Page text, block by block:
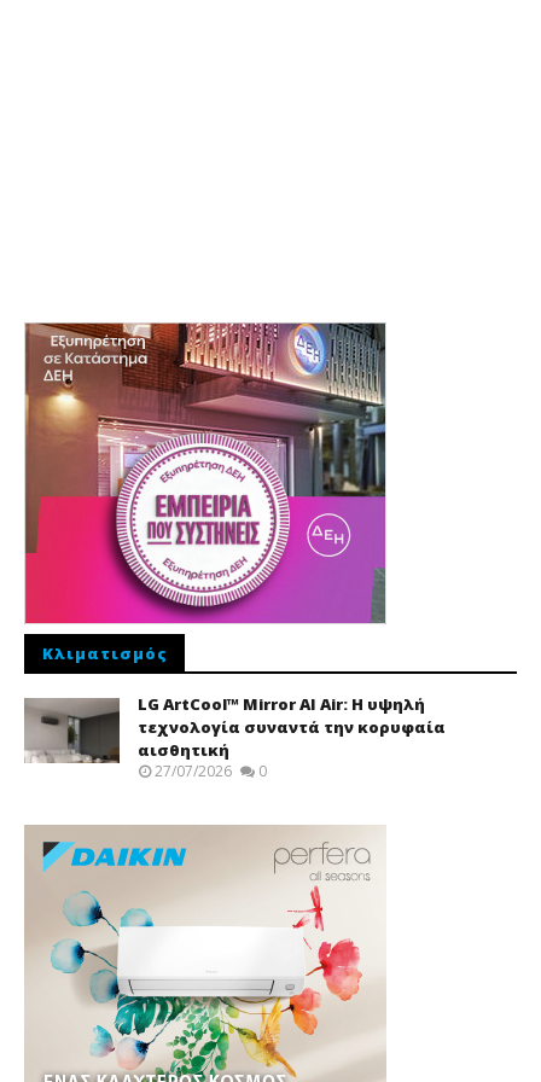
Κλιματισμός
LG ArtCool™ Mirror AI Air: Η υψηλή
τεχνολογία συναντά την κορυφαία
αισθητική
27/07/2026 0